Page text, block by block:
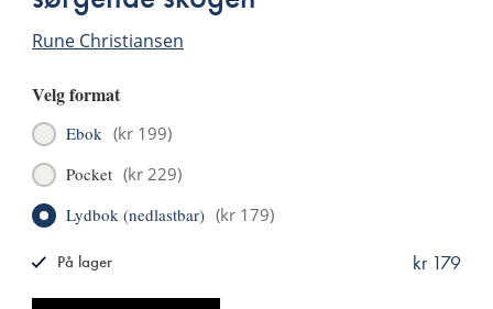
Rune Christiansen
Velg format
Ebok (kr 199)
Pocket (kr 229)
Lydbok (nedlastbar) (kr 179)
kr 179
På lager